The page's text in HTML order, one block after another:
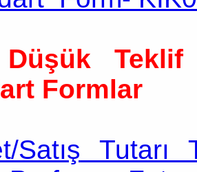
Düşük Teklif
Formlar
Satış Tutarı